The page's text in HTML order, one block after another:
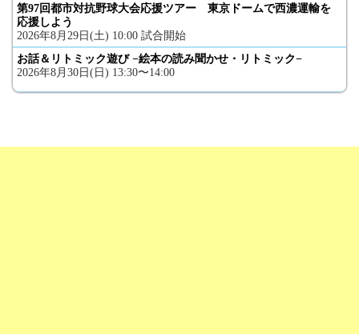
第97回都市対抗野球大会応援ツアー 東京ドームで西濃運輸を
応援しよう
2026年8月29日(土) 10:00 試合開始
お話＆リトミック遊び −絵本の読み聞かせ・リトミック−
2026年8月30日(日) 13:30〜14:00